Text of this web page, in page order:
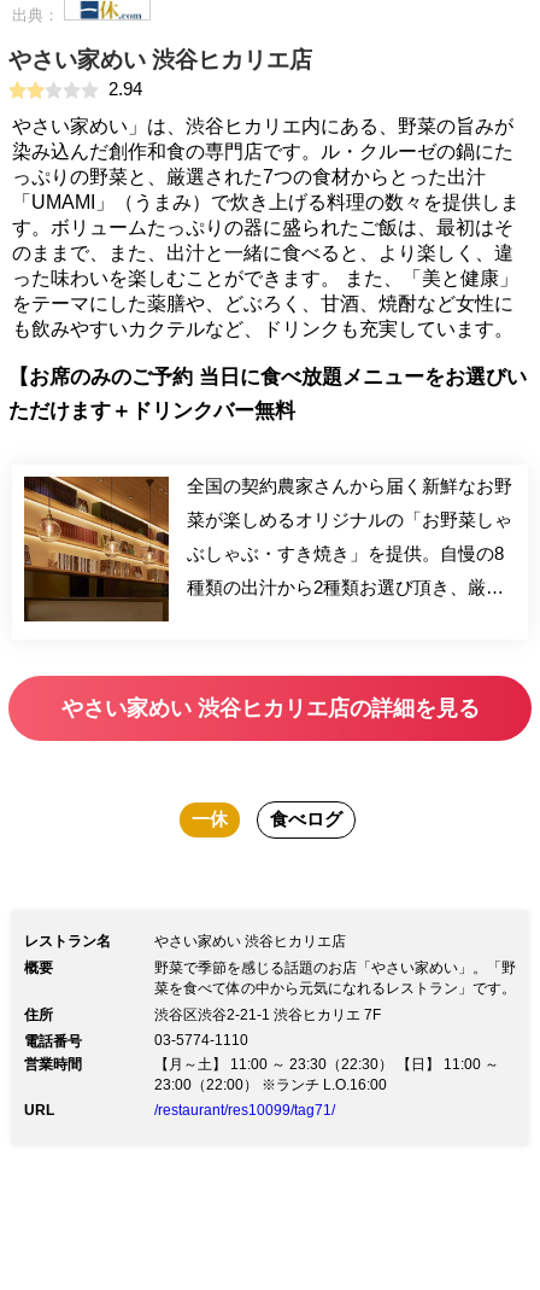
出典：
やさい家めい 渋谷ヒカリエ店
2.94
やさい家めい」は、渋谷ヒカリエ内にある、野菜の旨みが
染み込んだ創作和食の専門店です。ル・クルーゼの鍋にた
っぷりの野菜と、厳選された7つの食材からとった出汁
「UMAMI」（うまみ）で炊き上げる料理の数々を提供しま
す。ボリュームたっぷりの器に盛られたご飯は、最初はそ
のままで、また、出汁と一緒に食べると、より楽しく、違
った味わいを楽しむことができます。 また、「美と健康」
をテーマにした薬膳や、どぶろく、甘酒、焼酎など女性に
も飲みやすいカクテルなど、ドリンクも充実しています。
【お席のみのご予約 当日に食べ放題メニューをお選びい
ただけます＋ドリンクバー無料
全国の契約農家さんから届く新鮮なお野
菜が楽しめるオリジナルの「お野菜しゃ
ぶしゃぶ・すき焼き」を提供。自慢の8
種類の出汁から2種類お選び頂き、厳選
やさい家めい 渋谷ヒカリエ店の詳細を見る
一休 食べログ
レストラン名
やさい家めい 渋谷ヒカリエ店
概要
野菜で季節を感じる話題のお店「やさい家めい」。「野
菜を食べて体の中から元気になれるレストラン」です。
住所
渋谷区渋谷2-21-1 渋谷ヒカリエ 7F
電話番号
03-5774-1110
営業時間
【月～土】 11:00 ～ 23:30（22:30） 【日】 11:00 ～
23:00（22:00） ※ランチ L.O.16:00
URL
/restaurant/res10099/tag71/